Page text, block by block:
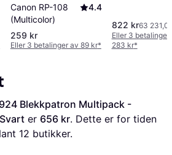
Canon RP-108
(Multicolor)
4.4
259 kr
Eller 3 betalinger av 89 kr*
822 kr63
Eller 3 betalinger
283 kr*
Blekkpatron Multipack -
er 656 kr. Dette er for tiden
12 butikker.